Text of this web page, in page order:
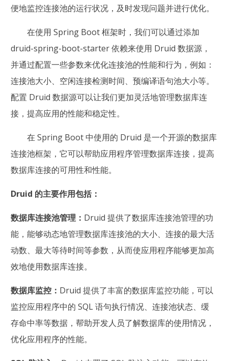
便地监控连接池的运行状况，及时发现问题并进行优化。
在使用 Spring Boot 框架时，我们可以通过添加
druid-spring-boot-starter 依赖来使用 Druid 数据源，
并通过配置一些参数来优化连接池的性能和行为，例如：
连接池大小、空闲连接检测时间、预编译语句池大小等。
配置 Druid 数据源可以让我们更加灵活地管理数据库连
接，提高应用的性能和稳定性。
在 Spring Boot 中使用的 Druid 是一个开源的数据库
连接池框架，它可以帮助应用程序管理数据库连接，提高
数据库连接的可用性和性能。
Druid 的主要作用包括：
数据库连接池管理： Druid 提供了数据库连接池管理的功
能，能够动态地管理数据库连接池的大小、连接的最大活
动数、最大等待时间等参数，从而使应用程序能够更加高
效地使用数据库连接。
数据库监控： Druid 提供了丰富的数据库监控功能，可以
监控应用程序中的 SQL 语句执行情况、连接池状态、缓
存命中率等数据，帮助开发人员了解数据库的使用情况，
优化应用程序的性能。